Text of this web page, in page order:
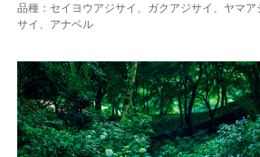
品種：セイヨウアジサイ、ガクアジサイ、ヤマ
サイ、アナベル